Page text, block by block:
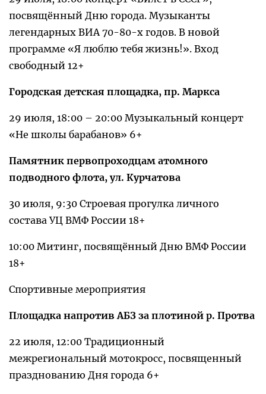
посвящённый Дню города. Музыканты
легендарных ВИА 70-80-х годов. В новой
программе «Я люблю тебя жизнь!». Вход
свободный 12+
Городская детская площадка, пр. Маркса
29 июля, 18:00 – 20:00 Музыкальный концерт
«Не школы барабанов» 6+
Памятник первопроходцам атомного
подводного флота, ул. Курчатова
30 июля, 9:30 Строевая прогулка личного
состава УЦ ВМФ России 18+
10:00 Митинг, посвящённый Дню ВМФ России
18+
Спортивные мероприятия
Площадка напротив АБЗ за плотиной р. Протва
22 июля, 12:00 Традиционный
межрегиональный мотокросс, посвященный
празднованию Дня города 6+